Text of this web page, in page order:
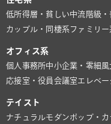
低所得層・貧しい中流階級・
カップル・同棲系ファミリー
オフィス系
個人事務所中小企業・零細風
応接室・役員会議室 エレベー
テイスト
ナチュラルモダンポップ・